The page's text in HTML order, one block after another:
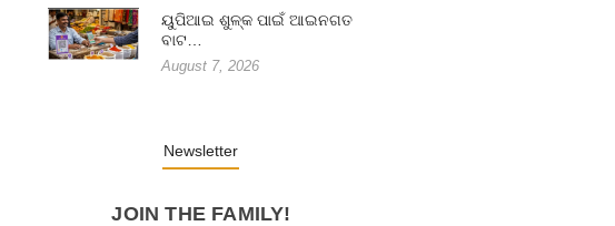
ୟୁପିଆଇ ଶୁଳ୍କ ପାଇଁ ଆଇନଗତ
ବାଟ…
August 7, 2026
Newsletter
JOIN THE FAMILY!